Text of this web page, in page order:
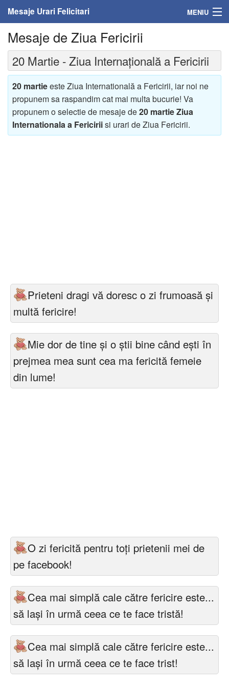
Mesaje Urari Felicitari MENIU
Home
Mesaje
Felicitari
Felicitari cu nume
Felicitari persoane
Felicitari muzicale personalizate
Felicitari animate
Invitatii personalizate
Conecteaza-te
Mesaje de Ziua Fericirii
20 Martie - Ziua Internațională a Fericirii
20 martieeste Ziua Internatională a Fericirii, iar noi ne
propunem sa raspandim cat mai multa bucurie! Va
propunem o selectie de mesaje de20 martie Ziua
Internationala a Fericiriisi urari de Ziua Fericirii.
Prieteni dragi vă doresc o zi frumoasă și
multă fericire!
Mie dor de tine și o știi bine când ești în
prejmea mea sunt cea ma fericită femeie
din lume!
O zi fericită pentru toți prietenii mei de
pe facebook!
Cea mai simplă cale către fericire este...
să lași în urmă ceea ce te face tristă!
Cea mai simplă cale către fericire este...
să lași în urmă ceea ce te face trist!